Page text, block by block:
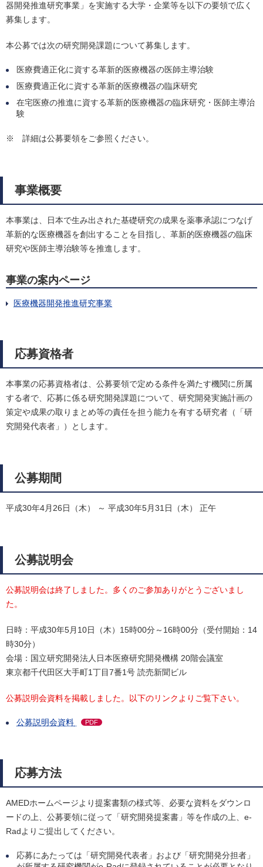
器開発推進研究事業」を実施する大学・企業等を以下の要領で広く
募集します。
本公募では次の研究開発課題について募集します。
医療費適正化に資する革新的医療機器の医師主導治験
医療費適正化に資する革新的医療機器の臨床研究
在宅医療の推進に資する革新的医療機器の臨床研究・医師主導治
験
※ 詳細は公募要領をご参照ください。
事業概要
本事業は、日本で生み出された基礎研究の成果を薬事承認につなげ
革新的な医療機器を創出することを目指し、革新的医療機器の臨床
研究や医師主導治験等を推進します。
事業の案内ページ
医療機器開発推進研究事業
応募資格者
本事業の応募資格者は、公募要領で定める条件を満たす機関に所属
する者で、応募に係る研究開発課題について、研究開発実施計画の
策定や成果の取りまとめ等の責任を担う能力を有する研究者（「研
究開発代表者」）とします。
公募期間
平成30年4月26日（木） ～ 平成30年5月31日（木） 正午
公募説明会
公募説明会は終了しました。多くのご参加ありがとうございまし
た。
日時：平成30年5月10日（木）15時00分～16時00分（受付開始：14
時30分）
会場：国立研究開発法人日本医療研究開発機構 20階会議室
東京都千代田区大手町1丁目7番1号 読売新聞ビル
公募説明会資料を掲載しました。以下のリンクよりご覧下さい。
公募説明会資料 PDF
応募方法
AMEDホームページより提案書類の様式等、必要な資料をダウンロ
ードの上、公募要領に従って「研究開発提案書」等を作成の上、e-
Radよりご提出してください。
応募にあたっては「研究開発代表者」および「研究開発分担者」